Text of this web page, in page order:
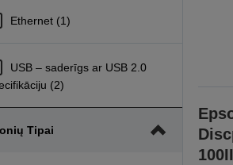
Ethernet (1)
USB – saderīgs ar USB 2.0
(2)
Tipai